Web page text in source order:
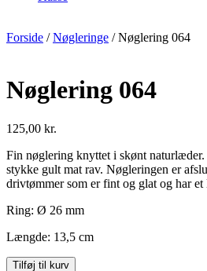
Forside /Nøgleringe / Nøglering 064
Nøglering 064
125,00 kr.
Fin nøglering knyttet i skønt
stykke gult mat rav. Nøgleringen er
drivtømmer som er fint og glat og har
Ring: Ø 26 mm
Længde: 13,5 cm
Nøglering
Tilføj til kurv